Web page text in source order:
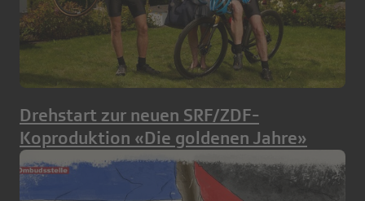
Drehstart zur neuen SRF/ZDF-
Koproduktion «Die goldenen Jahre»